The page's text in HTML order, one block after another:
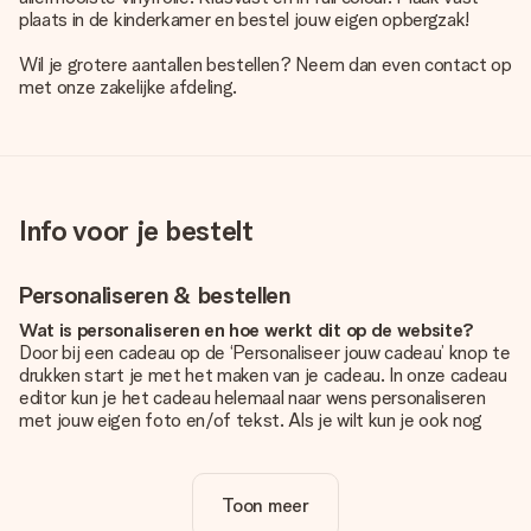
plaats in de kinderkamer en bestel jouw eigen opbergzak!
Wil je grotere aantallen bestellen? Neem dan even contact op
met onze zakelijke afdeling.
Info voor je bestelt
Personaliseren & bestellen
Wat is personaliseren en hoe werkt dit op de website?
Door bij een cadeau op de ‘Personaliseer jouw cadeau’ knop te
drukken start je met het maken van je cadeau. In onze cadeau
editor kun je het cadeau helemaal naar wens personaliseren
met jouw eigen foto en/of tekst. Als je wilt kun je ook nog
Is personalisatie in de prijs inbegrepen?
Toon meer